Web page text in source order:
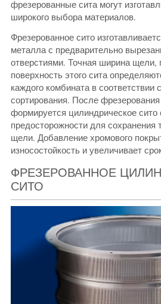
фрезерованные сита могут
широкого выбора материалов.
Фрезерованное сито
металла с предварительно
отверстиями. Точная ширина щели,
поверхность этого сита
каждого комбината в соответствии
сортирования. После
формируется цилиндрическое
предосторожности для сохранения
щели. Добавление хромового
износостойкость и увеличивает
ФРЕЗЕРОВАННОЕ
СИТО